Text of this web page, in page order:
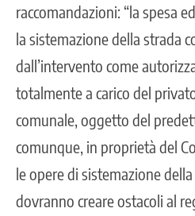
raccomandazioni: “la spesa
la sistemazione della strada
dall’intervento come
totalmente a carico del
comunale, oggetto del
comunque, in proprietà del
le opere di sistemazione
dovranno creare ostacoli al